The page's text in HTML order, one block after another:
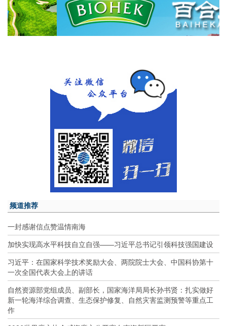
频道推荐
一封感谢信点赞温情南海
加快实现高水平科技自立自强——习近平总书记引领科技强国建设
习近平：在国家科学技术奖励大会、两院院士大会、中国科协第十
一次全国代表大会上的讲话
自然资源部党组成员、副部长，国家海洋局局长孙书贤：扎实做好
新一轮海洋综合调查、生态保护修复、自然灾害监测预警等重点工
作